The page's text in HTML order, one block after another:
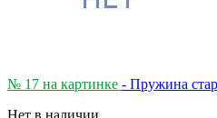
№ 17 на картинке - Пружина
Нет в наличии